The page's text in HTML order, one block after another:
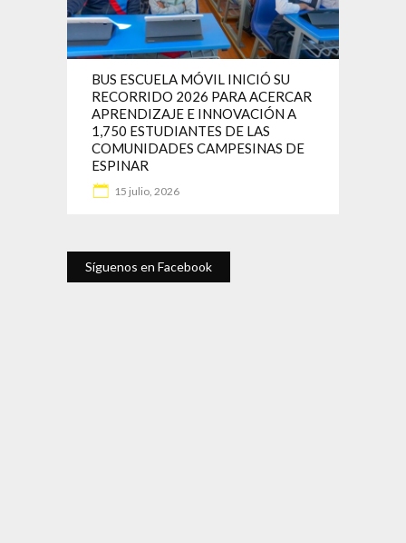
BUS ESCUELA MÓVIL INICIÓ SU
RECORRIDO 2026 PARA ACERCAR
APRENDIZAJE E INNOVACIÓN A
1,750 ESTUDIANTES DE LAS
COMUNIDADES CAMPESINAS DE
ESPINAR
15 julio, 2026
Síguenos en Facebook